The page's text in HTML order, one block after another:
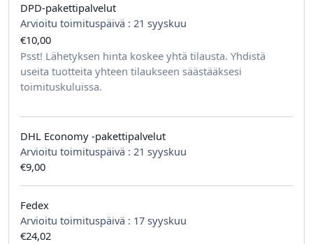
DPD-pakettipalvelut
Arvioitu toimituspäivä : 21 syyskuu
€10,00
Psst! Lähetyksen hinta koskee yhtä tilausta. Yhdistä
useita tuotteita yhteen tilaukseen säästääksesi
toimituskuluissa.
DHL Economy -pakettipalvelut
Arvioitu toimituspäivä : 21 syyskuu
€9,00
Fedex
Arvioitu toimituspäivä : 17 syyskuu
€24,02